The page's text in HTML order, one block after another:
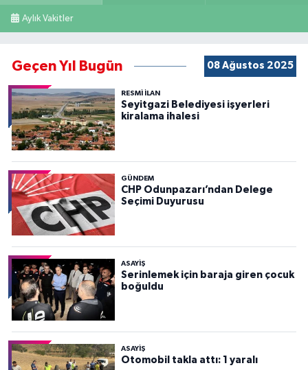
Aylık Vakitler
Geçen Yıl Bugün 08 Ağustos 2025
RESMİ İLAN
Seyitgazi Belediyesi işyerleri
kiralama ihalesi
GÜNDEM
CHP Odunpazarı’ndan Delege
Seçimi Duyurusu
ASAYİŞ
Serinlemek için baraja giren çocuk
boğuldu
ASAYİŞ
Otomobil takla attı: 1 yaralı